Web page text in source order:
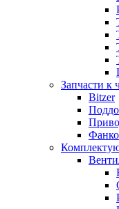
Запчасти к
Bitzer